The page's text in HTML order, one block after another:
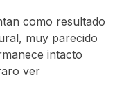
como resultado
muy parecido
intacto
ver